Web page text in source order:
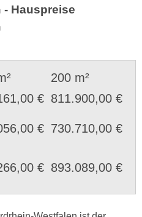
Hauspreise
200 m²
€ 811.900,00 €
€ 730.710,00 €
€ 893.089,00 €